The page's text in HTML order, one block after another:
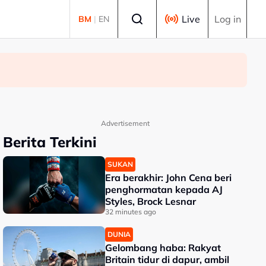
BM | EN Live Log in
Advertisement
Berita Terkini
SUKAN
Era berakhir: John Cena beri
penghormatan kepada AJ
Styles, Brock Lesnar
32 minutes ago
DUNIA
Gelombang haba: Rakyat
Britain tidur di dapur, ambil